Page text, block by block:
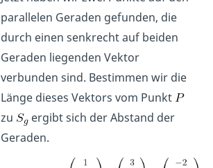
parallelen Geraden gefunden, die
durch einen senkrecht auf beiden
Geraden liegenden Vektor
verbunden sind. Bestimmen wir die
Länge dieses Vektors vom Punkt
zu
ergibt sich der Abstand der
Geraden.